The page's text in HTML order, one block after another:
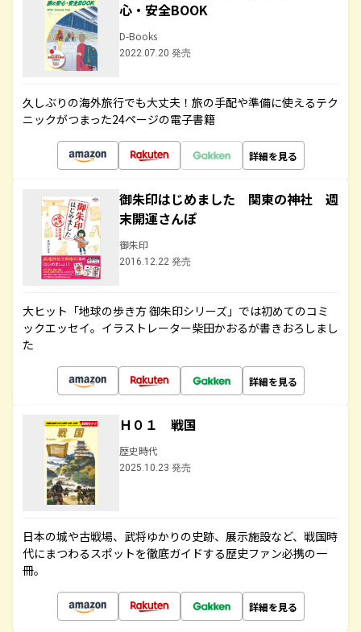
心・安全BOOK
D-Books
2022.07.20 発売
久しぶりの海外旅行でも大丈夫！旅の手配や準備に使えるテク
ニックがつまった24ページの電子書籍
詳細を見る
御朱印はじめました 関東の神社 週
末開運さんぽ
御朱印
2016.12.22 発売
大ヒット「地球の歩き方 御朱印シリーズ」では初めてのコミ
ックエッセイ。イラストレーター柴田かおるが書きおろしまし
た
詳細を見る
Ｈ０１ 戦国
歴史時代
2025.10.23 発売
日本の城や古戦場、武将ゆかりの史跡、展示施設など、戦国時
代にまつわるスポットを徹底ガイドする歴史ファン必携の一
冊。
詳細を見る